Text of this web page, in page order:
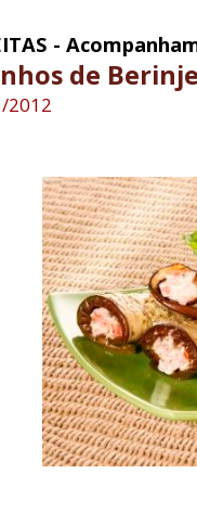
-
de
2012